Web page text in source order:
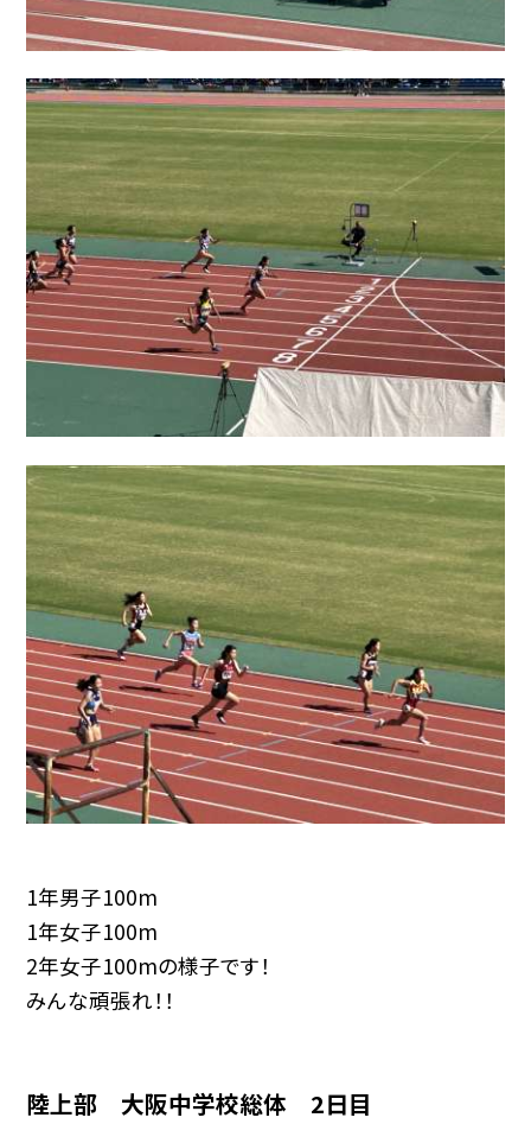
1年男子100m
1年女子100m
2年女子100mの様子です！
みんな頑張れ！！
陸上部 大阪中学校総体 2日目